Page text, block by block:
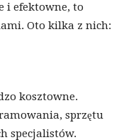
i efektowne, to
Oto kilka z nich:
kosztowne.
sprzętu
specjalistów.